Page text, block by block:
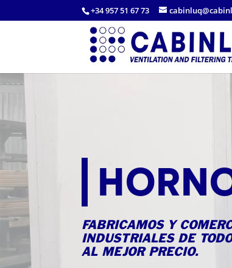
+34 957 51 67 73
FABRICAMOS Y
INDUSTRIALES DE
AL MEJOR PRECIO.